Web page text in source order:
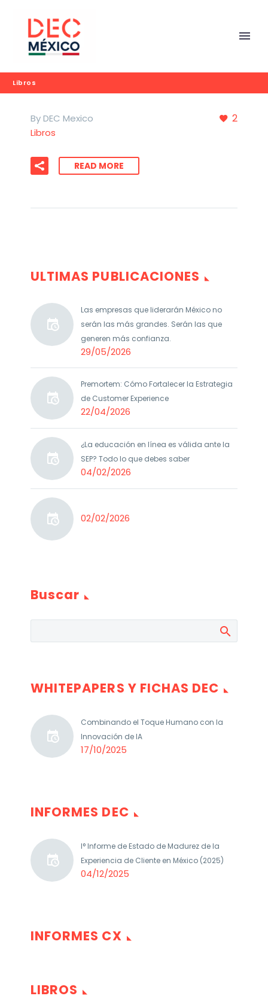
Libros
2
By DEC Mexico
Libros
READ MORE
ULTIMAS PUBLICACIONES
Las empresas que liderarán México no
serán las más grandes. Serán las que
generen más confianza.
29/05/2026
Premortem: Cómo Fortalecer la Estrategia
de Customer Experience
22/04/2026
¿La educación en línea es válida ante la
SEP? Todo lo que debes saber
04/02/2026
02/02/2026
Buscar
WHITEPAPERS Y FICHAS DEC
Combinando el Toque Humano con la
Innovación de IA
17/10/2025
INFORMES DEC
I° Informe de Estado de Madurez de la
Experiencia de Cliente en México (2025)
04/12/2025
INFORMES CX
LIBROS